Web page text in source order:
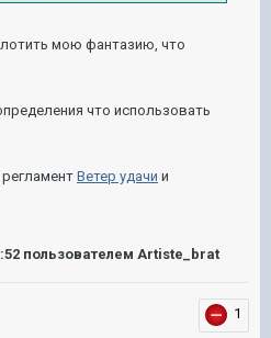
мою фантазию, что
что использовать
Ветер удачи и
пользователем Artiste_brat
1